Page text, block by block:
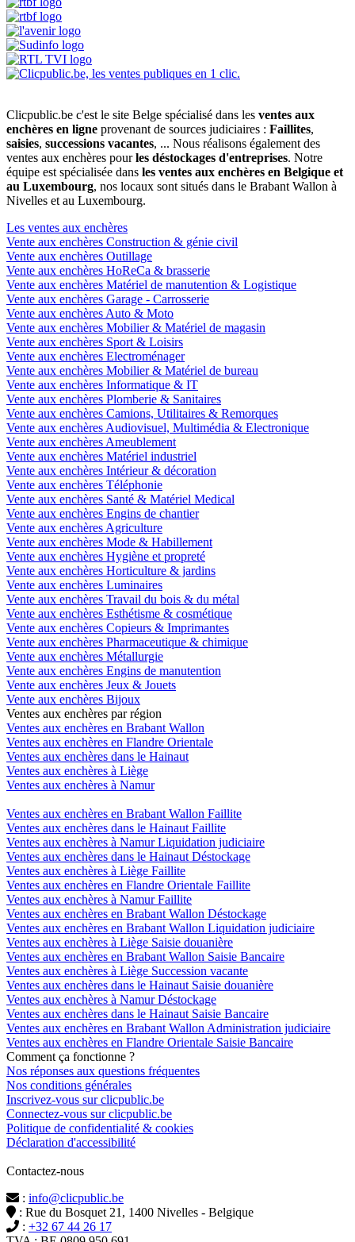
Clicpublic.be c'est le site Belge spécialisé dans les ventes aux
enchères en ligne provenant de sources judiciaires : Faillites,
saisies, successions vacantes, ... Nous réalisons également des
ventes aux enchères pourles déstockages d'entreprises. Notre
équipe est spécialisée dans les ventes aux enchères en Belgique et
au Luxembourg, nos locaux sont situés dans le Brabant Wallon à
Nivelles et au Luxembourg.
Les ventes aux enchères
Vente aux enchères Construction & génie civil
Vente aux enchères Outillage
Vente aux enchères HoReCa & brasserie
Vente aux enchères Matériel de manutention & Logistique
Vente aux enchères Garage - Carrosserie
Vente aux enchères Auto & Moto
Vente aux enchères Mobilier & Matériel de magasin
Vente aux enchères Sport & Loisirs
Vente aux enchères Electroménager
Vente aux enchères Mobilier & Matériel de bureau
Vente aux enchères Informatique & IT
Vente aux enchères Plomberie & Sanitaires
Vente aux enchères Camions, Utilitaires & Remorques
Vente aux enchères Audiovisuel, Multimédia & Electronique
Vente aux enchères Ameublement
Vente aux enchères Matériel industriel
Vente aux enchères Intérieur & décoration
Vente aux enchères Téléphonie
Vente aux enchères Santé & Matériel Medical
Vente aux enchères Engins de chantier
Vente aux enchères Agriculture
Vente aux enchères Mode & Habillement
Vente aux enchères Hygiène et propreté
Vente aux enchères Horticulture & jardins
Vente aux enchères Luminaires
Vente aux enchères Travail du bois & du métal
Vente aux enchères Esthétisme & cosmétique
Vente aux enchères Copieurs & Imprimantes
Vente aux enchères Pharmaceutique & chimique
Vente aux enchères Métallurgie
Vente aux enchères Engins de manutention
Vente aux enchères Jeux & Jouets
Vente aux enchères Bijoux
Ventes aux enchères par région
Ventes aux enchères en Brabant Wallon
Ventes aux enchères en Flandre Orientale
Ventes aux enchères dans le Hainaut
Ventes aux enchères à Liège
Ventes aux enchères à Namur
Ventes aux enchères en Brabant Wallon Faillite
Ventes aux enchères dans le Hainaut Faillite
Ventes aux enchères à Namur Liquidation judiciaire
Ventes aux enchères dans le Hainaut Déstockage
Ventes aux enchères à Liège Faillite
Ventes aux enchères en Flandre Orientale Faillite
Ventes aux enchères à Namur Faillite
Ventes aux enchères en Brabant Wallon Déstockage
Ventes aux enchères en Brabant Wallon Liquidation judiciaire
Ventes aux enchères à Liège Saisie douanière
Ventes aux enchères en Brabant Wallon Saisie Bancaire
Ventes aux enchères à Liège Succession vacante
Ventes aux enchères dans le Hainaut Saisie douanière
Ventes aux enchères à Namur Déstockage
Ventes aux enchères dans le Hainaut Saisie Bancaire
Ventes aux enchères en Brabant Wallon Administration judiciaire
Ventes aux enchères en Flandre Orientale Saisie Bancaire
Comment ça fonctionne ?
Nos réponses aux questions fréquentes
Nos conditions générales
Inscrivez-vous sur clicpublic.be
Connectez-vous sur clicpublic.be
Politique de confidentialité & cookies
Déclaration d'accessibilité
Contactez-nous
: info@clicpublic.be
: Rue du Bosquet 21, 1400 Nivelles - Belgique
: +32 67 44 26 17